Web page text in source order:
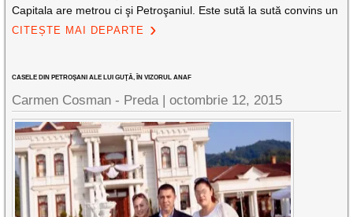
Capitala are metrou ci şi Petroşaniul. Este sută la sută convins un
CITEȘTE MAI DEPARTE
CASELE DIN PETROŞANI ALE LUI GUŢĂ, ÎN VIZORUL ANAF
Carmen Cosman - Preda |octombrie 12, 2015